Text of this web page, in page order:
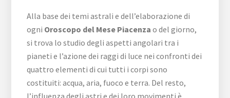
Alla base dei temi astrali e dell’elaborazione di
ogni Oroscopo del Mese Piacenza o del giorno,
si trova lo studio degli aspetti angolari tra i
pianeti e l’azione dei raggi di luce nei confronti dei
quattro elementi di cui tutti i corpi sono
costituiti: acqua, aria, fuoco e terra. Del resto,